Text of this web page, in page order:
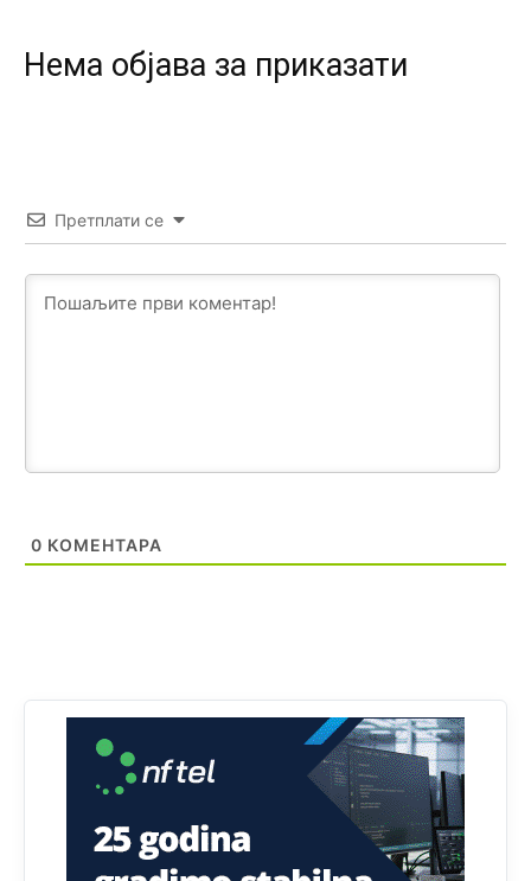
Нeма објава за приказати
Претплати се
0 КОМЕНТАРА
Najveći rizik sa nepismenim stanovništvom je "kupovina
zapravo glasaju po nalogu političkih partija, a ne po želji
birača).
Prema podacima o informaciono-komunikacionim
tehnologijama, čak 33,4% domaćinstava u BiH uopšte
koristi internet, niti ima pristup računarima
Анонимно2818605 јуче
Uvođenje pravila da se umjesto dosadašnjeg znaka "X"
(krstića) kružić ispred kandidata mora u potpunosti
obojiti (popuniti) uvedeno je isključivo zbog tehničkih
zahtjeva optičkih skenera.